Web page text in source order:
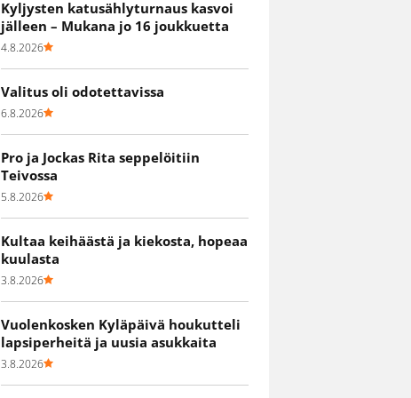
Kyljysten katusählyturnaus kasvoi
jälleen – Mukana jo 16 joukkuetta
4.8.2026
Valitus oli odotettavissa
6.8.2026
Pro ja Jockas Rita seppelöitiin
Teivossa
5.8.2026
Kultaa keihäästä ja kiekosta, hopeaa
kuulasta
3.8.2026
Vuolenkosken Kyläpäivä houkutteli
lapsiperheitä ja uusia asukkaita
3.8.2026